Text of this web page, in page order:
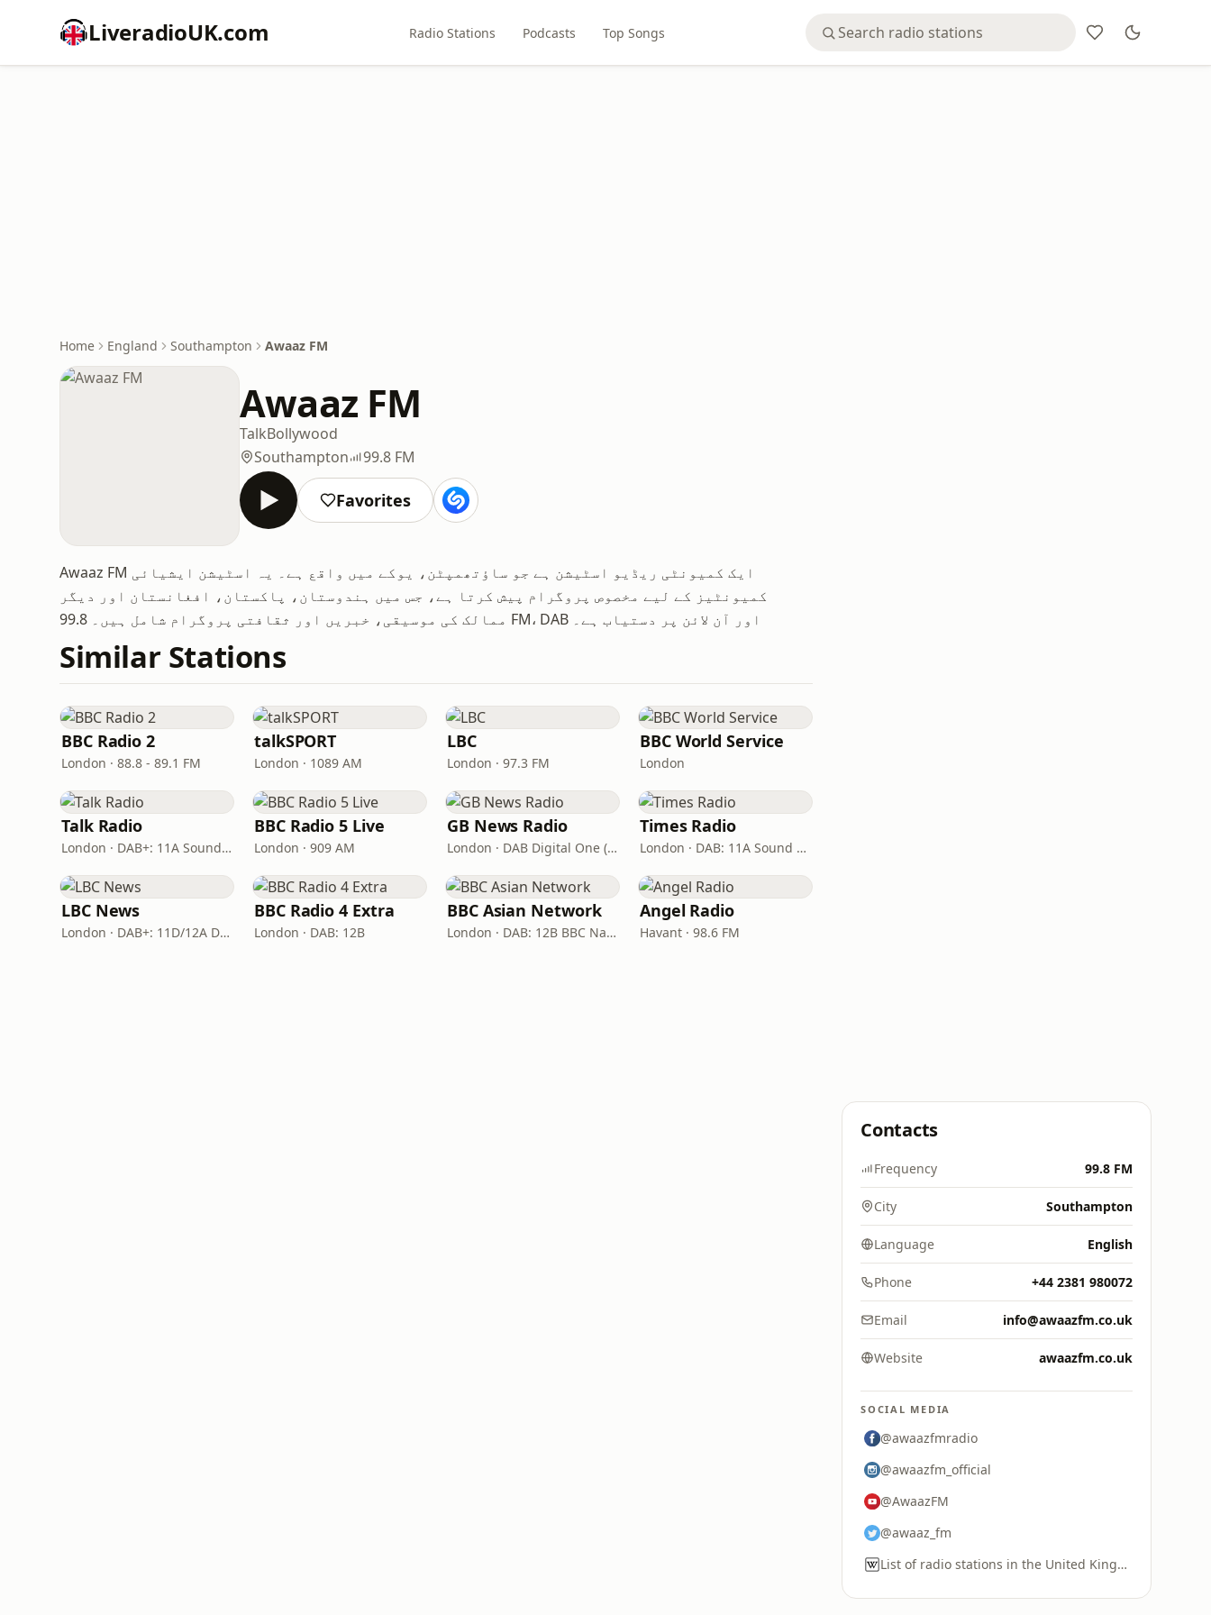
LiveradioUK.com Radio Stations Podcasts Top Songs
Home England Southampton Awaaz FM
Awaaz FM
TalkBollywood
Southampton
99.8 FM
Favorites
Awaaz FM ایک کمیونٹی ریڈیو اسٹیشن ہے جو ساؤتھمپٹن، یوکے میں واقع ہے۔ یہ اسٹیشن ایشیائی
کمیونٹیز کے لیے مخصوص پروگرام پیش کرتا ہے، جس میں ہندوستان، پاکستان، افغانستان اور دیگر
ممالک کی موسیقی، خبریں اور ثقافتی پروگرام شامل ہیں۔ 99.8 FM، DAB اور آن لائن پر دستیاب ہے۔
Similar Stations
BBC Radio 2
London · 88.8 - 89.1 FM
talkSPORT
London · 1089 AM
LBC
London · 97.3 FM
BBC World Service
London
Talk Radio
London · DAB+: 11A Sound Digital
BBC Radio 5 Live
London · 909 AM
GB News Radio
London · DAB Digital One (UK)
Times Radio
London · DAB: 11A Sound Digital
LBC News
London · DAB+: 11D/12A Digital One
BBC Radio 4 Extra
London · DAB: 12B
BBC Asian Network
London · DAB: 12B BBC National DAB
Angel Radio
Havant · 98.6 FM
Contacts
Frequency 99.8 FM
City Southampton
Language English
Phone +44 2381 980072
Email info@awaazfm.co.uk
Website awaazfm.co.uk
SOCIAL MEDIA
@awaazfmradio
@awaazfm_official
@AwaazFM
@awaaz_fm
List of radio stations in the United Kingdom